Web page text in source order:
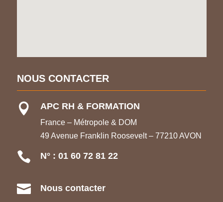
NOUS CONTACTER
 APC RH & FORMATION
France – Métropole & DOM
49 Avenue Franklin Roosevelt – 77210 AVON
 N° : 01 60 72 81 22
 Nous contacter